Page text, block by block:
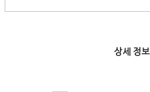
상세 정보